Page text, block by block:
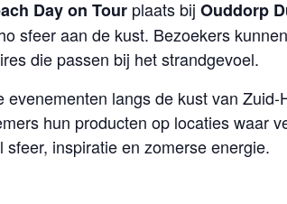
Day on Tour plaats bij Ouddorp
sfeer aan de kust. Bezoekers
die passen bij het strandgevoel.
langs de kust van
hun producten op locaties waar
inspiratie en zomerse energie.